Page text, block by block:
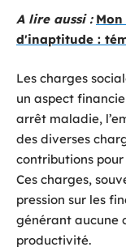
A lire aussi :
d'inaptitude :
Les charges
un aspect
arrêt maladie,
des diverses
contributions
Ces charges,
pression sur les
générant aucune
productivité.